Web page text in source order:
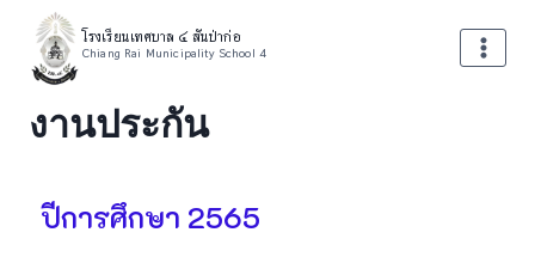
โรงเรียนเทศบาล ๔ สันป่าก่อ
Chiang Rai Municipality School 4
งานประกัน
ปีการศึกษา 2565